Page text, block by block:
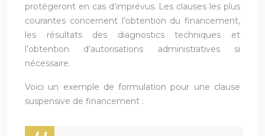
protégeront en cas d’imprévus. Les clauses les plus
courantes concernent l’obtention du financement,
les résultats des diagnostics techniques et
l’obtention d’autorisations administratives si
nécessaire.
Voici un exemple de formulation pour une clause
suspensive de financement :